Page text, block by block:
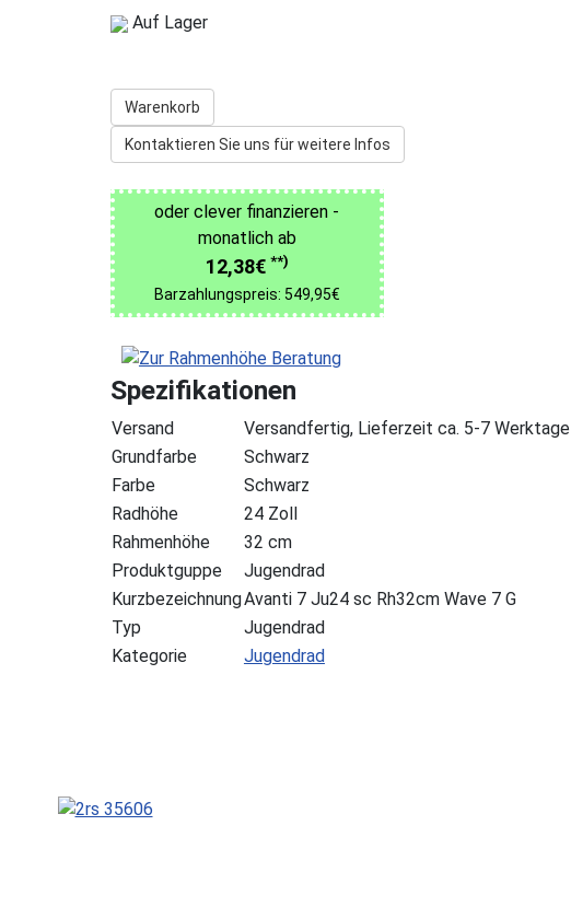
Auf Lager
Warenkorb
Kontaktieren Sie uns für weitere Infos
oder clever finanzieren -
monatlich ab
12,38€ **)
Barzahlungspreis: 549,95€
Spezifikationen
Versand
Versandfertig, Lieferzeit ca. 5-7 Werktage
Grundfarbe
Schwarz
Farbe
Schwarz
Radhöhe
24 Zoll
Rahmenhöhe
32 cm
Produktguppe
Jugendrad
KurzbezeichnungAvanti 7 Ju24 sc Rh32cm Wave 7 G
Typ
Jugendrad
Kategorie
Jugendrad